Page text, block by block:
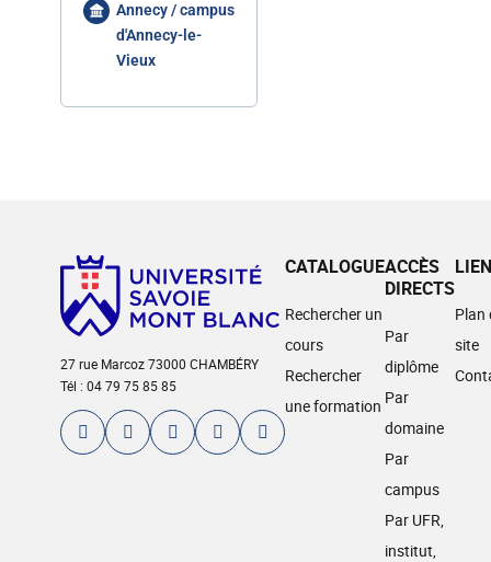
Annecy / campus
d'Annecy-le-
Vieux
27 rue Marcoz 73000 CHAMBÉRY
Tél : 04 79 75 85 85
CATALOGUE
Rechercher un
cours
Rechercher
une formation
ACCÈS
DIRECTS
Par
diplôme
Par
domaine
Par
campus
Par UFR,
institut,
Plan
site